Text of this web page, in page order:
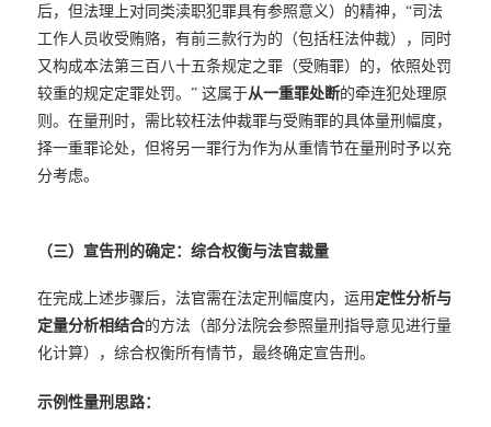
后，但法理上对同类渎职犯罪具有参照意义）的精神，“司法
工作人员收受贿赂，有前三款行为的（包括枉法仲裁），同时
又构成本法第三百八十五条规定之罪（受贿罪）的，依照处罚
较重的规定定罪处罚。” 这属于从一重罪处断的牵连犯处理原
则。在量刑时，需比较枉法仲裁罪与受贿罪的具体量刑幅度，
择一重罪论处，但将另一罪行为作为从重情节在量刑时予以充
分考虑。
（三）宣告刑的确定：综合权衡与法官裁量
在完成上述步骤后，法官需在法定刑幅度内，运用 定性分析与
定量分析相结合的方法（部分法院会参照量刑指导意见进行量
化计算），综合权衡所有情节，最终确定宣告刑。
示例性量刑思路：